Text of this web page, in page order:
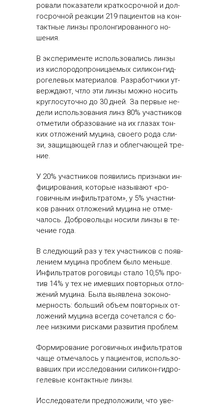
рова­ли по­каза­тели крат­косроч­ной и дол­
госроч­ной ре­ак­ции 219 па­ци­ен­тов на кон­
так­тные лин­зы про­лон­ги­рован­но­го но­
шения.
В эк­спе­римен­те ис­поль­зо­вались лин­зы
из кис­ло­родоп­ро­ница­емых си­ликон-гид­
ро­геле­вых ма­тери­алов. Раз­ра­бот­чи­ки ут­
вер­жда­ют, чтло эти лин­зы мож­но но­сить
круг­ло­суточ­но до 30 дней. За пер­вые не­
дели ис­поль­зо­вания линз 80% учас­тни­ков
от­ме­тили об­ра­зова­ние на их гла­зах тон­
ких от­ло­жений му­цина, сво­его ро­да сли­
зи, за­щища­ющей глаз и об­легча­ющей тре­
ние.
У 20% учас­тни­ков по­яви­лись приз­на­ки ин­
фи­циро­вания, ко­торые на­зыва­ют «ро­
гович­ным ин­филь­тра­том», у 5% учас­тни­
ков ран­них от­ло­жений му­цина не от­ме­
чалось. Доб­ро­воль­цы но­сили лин­зы в те­
чение го­да.
В сле­ду­ющий раз у тех учас­тни­ков с по­яв­
ле­ни­ем му­цина проб­лем бы­ло мень­ше.
Ин­филь­тра­тов ро­гови­цы ста­ло 10,5% про­
тив 14% у тех не имев­ших пов­торных от­ло­
жений му­цина. Бы­ла вы­яв­ле­на зо­коно­
мер­ность: боль­ший объ­ем пов­торных от­
ло­жений му­цина всег­да со­четал­ся с бо­
лее низ­ки­ми рис­ка­ми раз­ви­тия проб­лем.
Фор­ми­рова­ние ро­гович­ных ин­филь­тра­тов
ча­ще от­ме­чалось у па­ци­ен­тов, ис­поль­зо­
вав­ших при ис­сле­дова­нии си­ликон-гид­ро­
геле­вые кон­так­тные лин­зы.
Ис­сле­дова­тели пред­по­ложи­ли, что уве­